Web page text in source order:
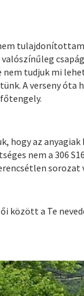
nem tudjuk mi
A verseny óta
hogy az anyagiak
nem a 306
sorozat
között a Te